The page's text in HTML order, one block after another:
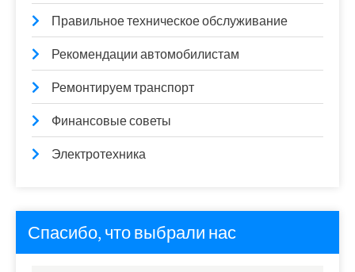
Правильное техническое обслуживание
Рекомендации автомобилистам
Ремонтируем транспорт
Финансовые советы
Электротехника
Спасибо, что выбрали нас